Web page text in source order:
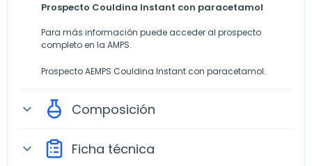
Prospecto Couldina Instant con paracetamol
Para más información puede acceder al prospecto
completo en la AMPS.
Prospecto AEMPS Couldina Instant con paracetamol.
expand_more Composición
expand_more Ficha técnica